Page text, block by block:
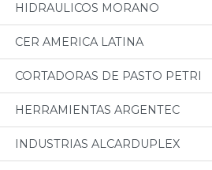
HIDRAULICOS MORANO
CER AMERICA LATINA
CORTADORAS DE PASTO PETRI
HERRAMIENTAS ARGENTEC
INDUSTRIAS ALCARDUPLEX